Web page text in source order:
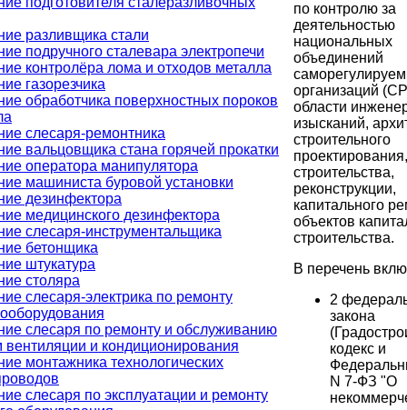
разливщика стали
подручного сталевара электропечи
контролёра лома и отходов металла
газорезчика
обработчика поверхностных пороков
слесаря-ремонтника
вальцовщика стана горячей прокатки
оператора манипулятора
машиниста буровой установки
дезинфектора
медицинского дезинфектора
слесаря-инструментальщика
бетонщика
штукатура
столяра
слесаря-электрика по ремонту
слесаря по ремонту и обслуживанию
вентиляции и кондиционирования
монтажника технологических
слесаря по эксплуатации и ремонту
по контролю за
деятельностью
национальных
объединений
организаций
области
изысканий,
строительного
проектирования,
строительства,
реконструкции,
капитального
объектов
строительства.
В перечень
2
закона
кодекс и
N 7-ФЗ "О